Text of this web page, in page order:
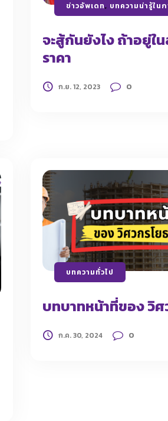
ข่าวอัพเดท, บทความน่ารู้ใน
จะสู้กันยังไง ถ้าอยู่ใ
ราคา
ก.ย. 12, 2023 0
บทความทั่วไป
บทบาทหน้าที่ของ วิศ
ก.ค. 30, 2024 0